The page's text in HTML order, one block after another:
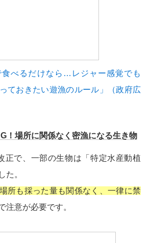
食べるだけなら…レジャー感覚でも
ておきたい遊漁のルール」（政府広
！場所に関係なく密漁になる生き物
正で、一部の生物は「特定水産動植
た。
所も採った量も関係なく、一律に禁
注意が必要です。